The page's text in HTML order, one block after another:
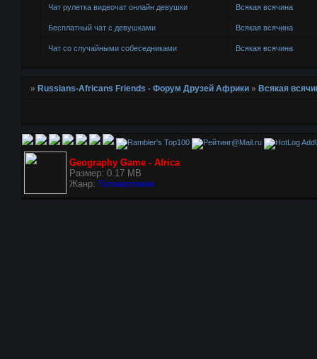
Чат рулетка видеочат онлайн девушки Всякая всячина
Бесплатный чат с девушками Всякая всячина
Чат со случайными собеседниками Всякая всячина
» Russians-Africans Friends - Форум Друзей Африки » Всякая
Geography Game - Africa
Размер: 0.17 MB
Жанр: Головоломки